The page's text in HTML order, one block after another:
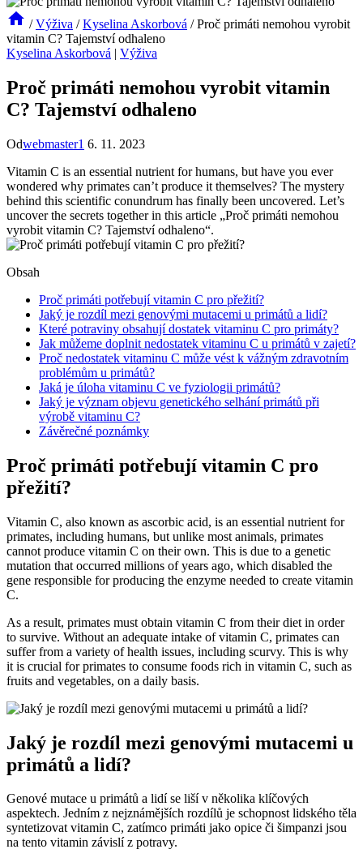
/ Výživa / Kyselina Askorbová / Proč primáti nemohou vyrobit
vitamin C? Tajemství odhaleno
Kyselina Askorbová | Výživa
Proč primáti nemohou vyrobit vitamin
C? Tajemství odhaleno
Odwebmaster1 6. 11. 2023
Vitamin C is an essential nutrient for humans, but have you ever
wondered why primates can’t produce it themselves? The mystery
behind this scientific conundrum has finally been uncovered. Let’s
uncover the secrets together in this article „Proč primáti nemohou
vyrobit vitamin C? Tajemství odhaleno“.
Obsah
Proč primáti potřebují vitamin C pro přežití?
Jaký je rozdíl mezi genovými mutacemi u primátů a lidí?
Které potraviny obsahují dostatek vitaminu C pro primáty?
Jak můžeme doplnit nedostatek vitaminu C u primátů v zajetí?
Proč nedostatek vitaminu C může vést k vážným zdravotním
problémům u primátů?
Jaká je úloha vitaminu C ve fyziologii primátů?
Jaký je význam objevu genetického selhání primátů při
výrobě vitaminu C?
Závěrečné poznámky
Proč primáti potřebují vitamin C pro
přežití?
Vitamin C, also known as ascorbic acid, is an essential nutrient for
primates, including humans, but unlike most animals, primates
cannot produce vitamin C on their own. This is due to a genetic
mutation that occurred millions of years ago, which disabled the
gene responsible for producing the enzyme needed to create vitamin
C.
As a result, primates must obtain vitamin C from their diet in order
to survive. Without an adequate intake of vitamin C, primates can
suffer from a variety of health issues, including scurvy. This is why
it is crucial for primates to consume foods rich in vitamin C, such as
fruits and vegetables, on a daily basis.
Jaký je rozdíl mezi genovými mutacemi u
primátů a lidí?
Genové mutace u primátů a lidí se liší v několika klíčových
aspektech. Jedním z nejznámějších rozdílů je schopnost lidského těla
syntetizovat vitamin C, zatímco primáti jako opice či šimpanzi jsou
na tento vitamin závislí z potravy.